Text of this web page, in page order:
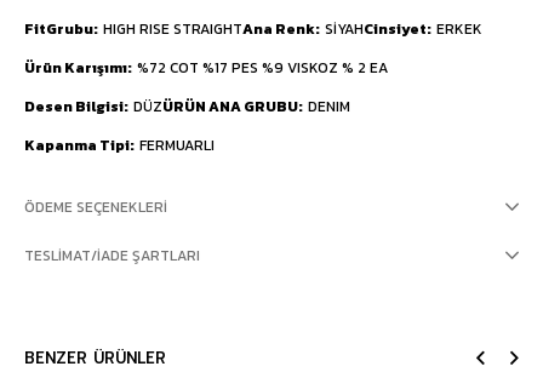
FitGrubu HIGH RISE STRAIGHTAna Renk SİYAHCinsiyet ERKEK
Ürün Karışımı %72 COT %17 PES %9 VISKOZ % 2 EA
Desen Bilgisi DÜZÜRÜN ANA GRUBU DENIM
Kapanma Tipi FERMUARLI
ÖDEME SEÇENEKLERI
TESLIMAT/İADE ŞARTLARI
BENZER ÜRÜNLER